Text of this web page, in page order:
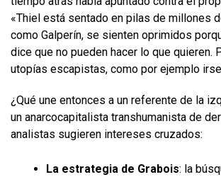
«Thiel está sentado en pilas de millones
como Galperín, se sienten oprimidos
dice que no pueden hacer lo que quieren.
utopías escapistas, como por ejemplo
¿Qué une entonces a un referente de la
un anarcocapitalista transhumanista de
analistas sugieren intereses cruzados:
La estrategia de Grabois: la